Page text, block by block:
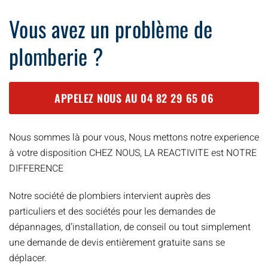
Vous avez un problème de
plomberie ?
APPELEZ NOUS AU 04 82 29 65 06
Nous sommes là pour vous, Nous mettons notre experience
à votre disposition CHEZ NOUS, LA REACTIVITE est NOTRE
DIFFERENCE
Notre société de plombiers intervient auprès des
particuliers et des sociétés pour les demandes de
dépannages, d’installation, de conseil ou tout simplement
une demande de devis entièrement gratuite sans se
déplacer.